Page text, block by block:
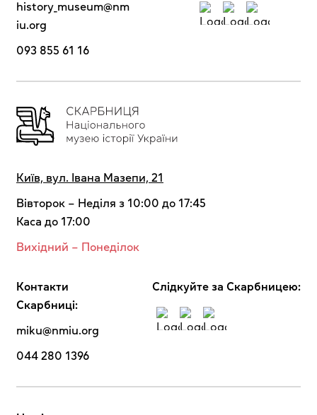
history_museum@nm
iu.org
093 855 61 16
Київ, вул. Івана Мазепи, 21
Вівторок – Неділя з 10:00 до 17:45
Каса до 17:00
Вихідний – Понеділок
Контакти
Скарбниці:
miku@nmiu.org
044 280 1396
Cлідкуйте за Скарбницею: